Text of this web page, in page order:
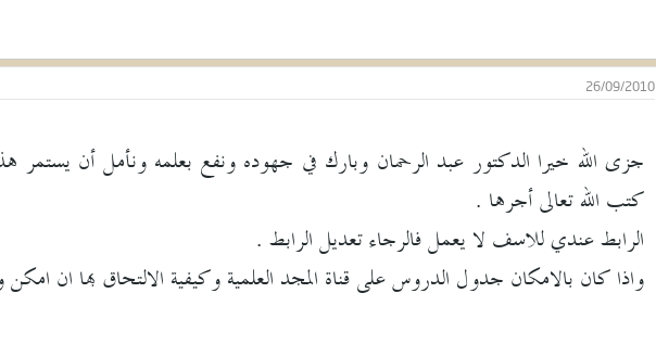
26/09/2010
جزى الله خيرا الدكتور عبد الرحمان وبارك في جهوده ونفع بعلمه ونأمل أن
كتب الله تعالى أجرها .
الرابط عندي للاسف لا يعمل فالرجاء تعديل الرابط .
واذا كان بالامكان جدول الدروس على قناة المجد العلمية وكيفية الالتحاق بها ان امكن